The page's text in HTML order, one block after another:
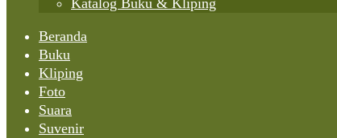
Katalog Buku & Kliping
Beranda
Buku
Kliping
Foto
Suara
Suvenir